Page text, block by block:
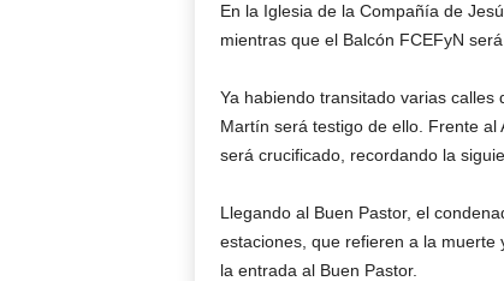
En la Iglesia de la Compañía de
mientras que el Balcón FCEFyN
Ya habiendo transitado varias calles
Martín será testigo de ello. Frente
será crucificado, recordando la
Llegando al Buen Pastor, el
estaciones, que refieren a la
la entrada al Buen Pastor.